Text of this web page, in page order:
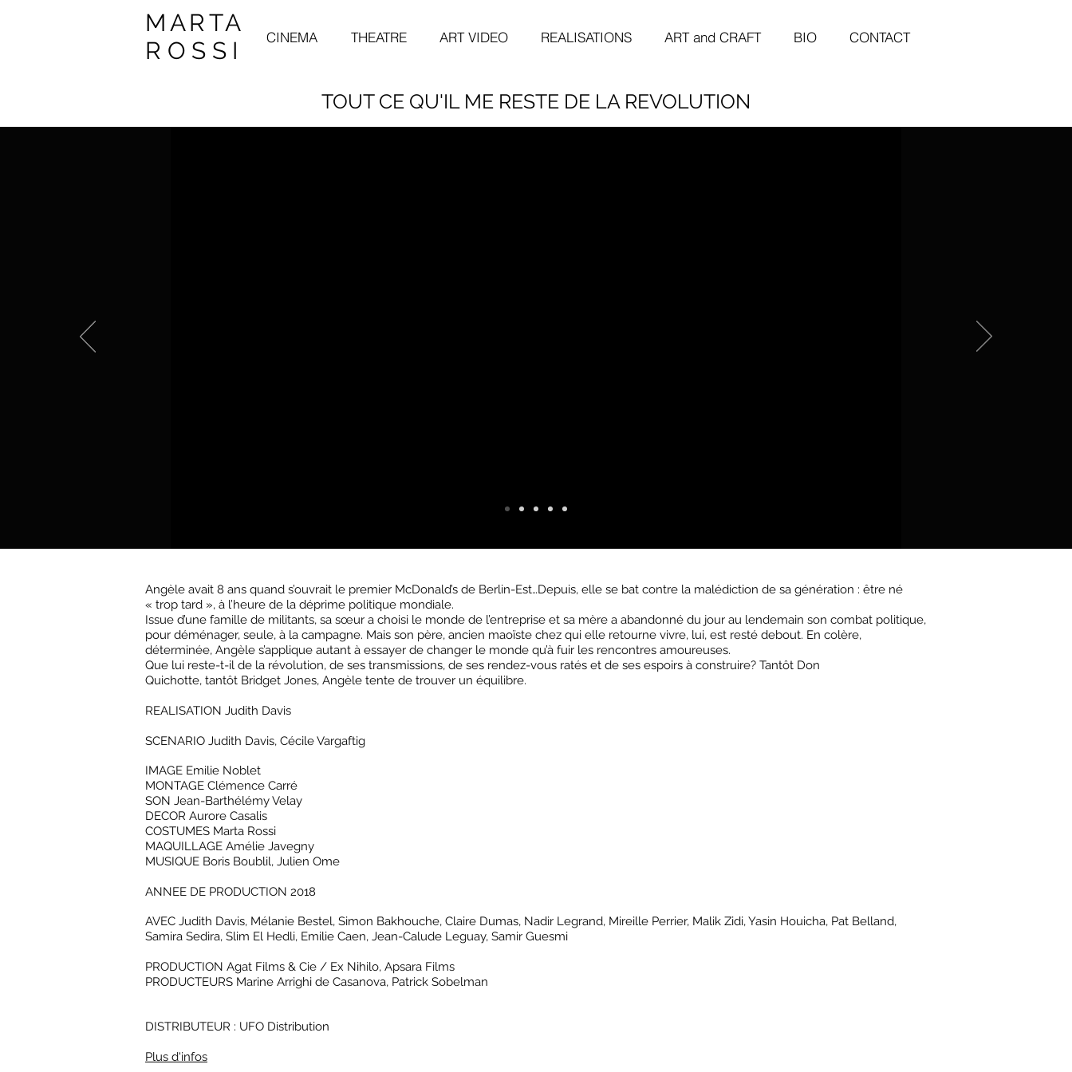
MARTA
ROSSI
CINEMA THEATRE ART VIDEO REALISATIONS ART and CRAFT BIO CONTACT
TOUT CE QU'IL ME RESTE DE LA REVOLUTION
Angèle avait 8 ans quand s’ouvrait le premier McDonald’s de Berlin-Est…Depuis, elle se bat contre la malédiction de sa génération : être né
« trop tard », à l’heure de la déprime politique mondiale.
Issue d’une famille de militants, sa sœur a choisi le monde de l’entreprise et sa mère a abandonné du jour au lendemain son combat politique,
pour déménager, seule, à la campagne. Mais son père, ancien maoïste chez qui elle retourne vivre, lui, est resté debout. En colère,
déterminée, Angèle s’applique autant à essayer de changer le monde qu’à fuir les rencontres amoureuses.
Que lui reste-t-il de la révolution, de ses transmissions, de ses rendez-vous ratés et de ses espoirs à construire? Tantôt Don
Quichotte, tantôt Bridget Jones, Angèle tente de trouver un équilibre.
REALISATION Judith Davis
SCENARIO Judith Davis, Cécile Vargaftig
IMAGE Emilie Noblet
MONTAGE Clémence Carré
SON Jean-Barthélémy Velay
DECOR Aurore Casalis
COSTUMES Marta Rossi
MAQUILLAGE Amélie Javegny
MUSIQUE Boris Boublil, Julien Ome
ANNEE DE PRODUCTION 2018
AVEC Judith Davis, Mélanie Bestel, Simon Bakhouche, Claire Dumas, Nadir Legrand, Mireille Perrier, Malik Zidi, Yasin Houicha, Pat Belland,
Samira Sedira, Slim El Hedli, Emilie Caen, Jean-Calude Leguay, Samir Guesmi
PRODUCTION Agat Films & Cie / Ex Nihilo, Apsara Films
PRODUCTEURS Marine Arrighi de Casanova, Patrick Sobelman
DISTRIBUTEUR : UFO Distribution
Plus d'infos